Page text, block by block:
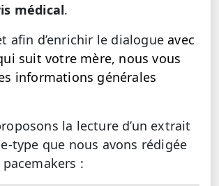
médical.
afin d’enrichir le dialogueavec
suit votre mère, nous vous
informations générales
la lecture d’un extrait
type que nous avons rédigée
: